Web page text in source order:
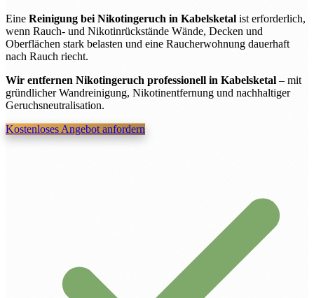
Eine Reinigung bei Nikotingeruch in Kabelsketal ist erforderlich,
wenn Rauch- und Nikotinrückstände Wände, Decken und
Oberflächen stark belasten und eine Raucherwohnung dauerhaft
nach Rauch riecht.
Wir entfernen Nikotingeruch professionell in Kabelsketal – mit
gründlicher Wandreinigung, Nikotinentfernung und nachhaltiger
Geruchsneutralisation.
Kostenloses Angebot anfordern